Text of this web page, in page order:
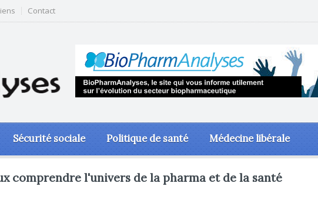
Contact
Sécurité sociale Politique de santé Médecine libérale
comprendre l'univers de la pharma et de la santé